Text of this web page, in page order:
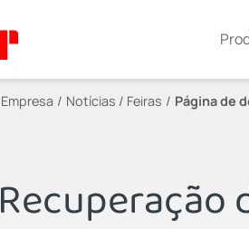
Empresa Notícias / Feiras Página de